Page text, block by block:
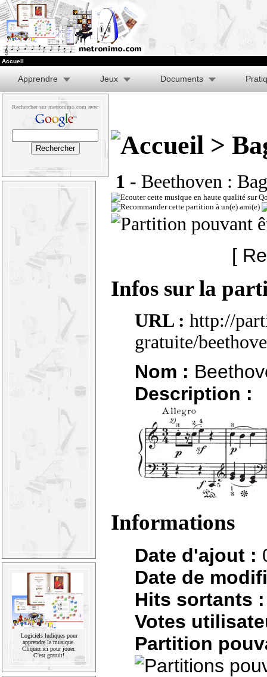
Accueil
Apprendre Jeux Documents
Rechercher sur metronimo.com avec
Logiciels ludiques pour
apprendre la musique.
Cliquez ici pour jouer.
C'est gratuit!
>
1 - Beethoven :
[
Infos sur la
URL : http://
gratuite/
Nom :
Description :
Informations
Date d'ajout :
Date de
Hits sortants :
Votes
Partition